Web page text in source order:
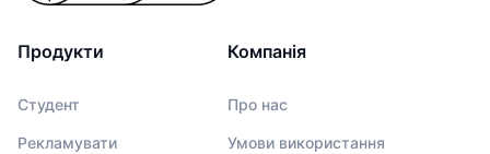
Продукти
Студент
Рекламувати
Компанія
Про нас
Умови використання